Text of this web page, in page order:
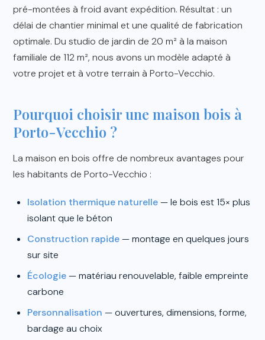
pré-montées à froid avant expédition. Résultat : un
délai de chantier minimal et une qualité de fabrication
optimale. Du studio de jardin de 20 m² à la maison
familiale de 112 m², nous avons un modèle adapté à
votre projet et à votre terrain à Porto-Vecchio.
Pourquoi choisir une maison bois à
Porto-Vecchio ?
La maison en bois offre de nombreux avantages pour
les habitants de Porto-Vecchio :
Isolation thermique naturelle— le bois est 15× plus
isolant que le béton
Construction rapide— montage en quelques jours
sur site
Écologie— matériau renouvelable, faible empreinte
carbone
Personnalisation — ouvertures, dimensions, forme,
bardage au choix